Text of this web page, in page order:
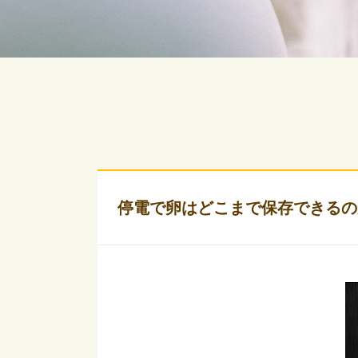
停電で卵はどこまで保存できる